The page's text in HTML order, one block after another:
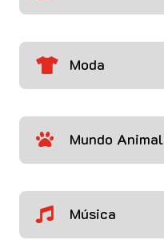
 Moda
 Mundo Animal
 Música